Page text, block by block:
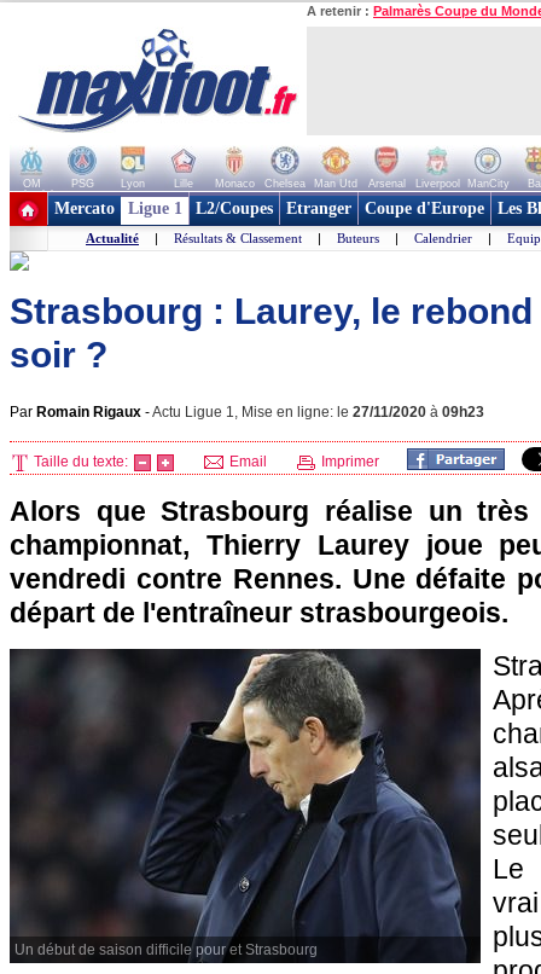
A retenir : Palmarès Coupe du
OM PSG Lyon Lille Monaco Chelsea Man Utd Arsenal Liverpool ManCity
+ de clubs
Mercato Ligue 1 L2/Coupes Etranger Coupe d'Europe Les
Actualité | Résultats & Classement | Buteurs | Calendrier |
Strasbourg : Laurey, le
soir ?
Par Romain Rigaux -Actu Ligue 1, Mise en ligne: le 27/11/2020 à 09h23
Taille du texte: Email Imprimer
Alors que Strasbourg réalise un très
championnat, Thierry Laurey joue
vendredi contre Rennes. Une défaite
départ de l'entraîneur strasbourgeois.
Un début de saison difficile pour et Strasbourg
Le